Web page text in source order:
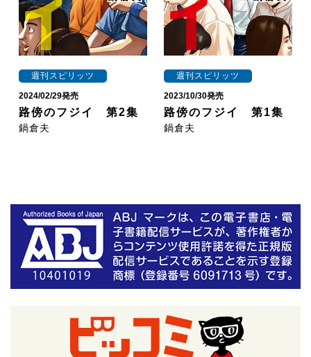
週刊スピリッツ
2024/02/29発売
路傍のフジイ 第2集
鍋倉夫
週刊スピリッツ
2023/10/30発売
路傍のフジイ 第1集
鍋倉夫